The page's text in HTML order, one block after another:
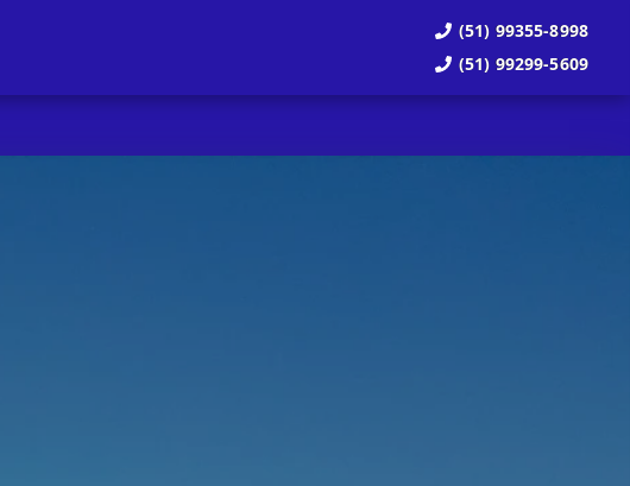
(51) 99355-8998
(51) 99299-5609